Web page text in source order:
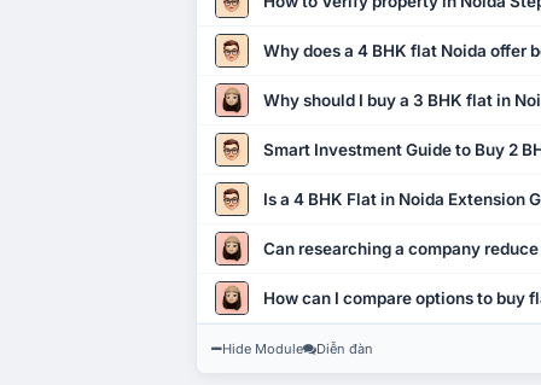
Why does a 4 BHK flat Noida offer
Why should I buy a 3 BHK flat in
Smart Investment Guide to Buy 2
Is a 4 BHK Flat in Noida Extension
Can researching a company
How can I compare options to buy
Hide Module Diễn đàn